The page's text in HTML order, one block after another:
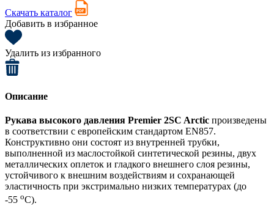
Скачать каталог
Добавить в избранное
Удалить из избранного
Описание
Рукава высокого давления Premier 2SC Arctic произведены
в соответствии с европейским стандартом EN857.
Конструктивно они состоят из внутренней трубки,
выполненной из маслостойкой синтетической резины, двух
металлических оплеток и гладкого внешнего слоя резины,
устойчивого к внешним воздействиям и сохранающей
эластичность при экстримально низких температурах (до
-55 оС).